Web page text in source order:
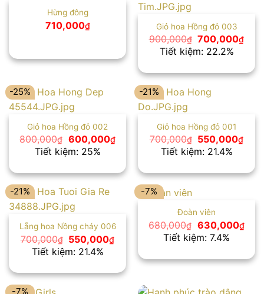
Hừng đông
710,000₫ Giỏ hoa Hồng đỏ 003
900,000₫ Giá
gốc
là:
700,000₫Giá
là:
Tiết kiệm: 22.2%
-25%
Giỏ hoa Hồng đỏ 002
800,000₫ Giá
gốc
là:
600,000₫Giá
hiện
là:
600,000₫.
Tiết kiệm: 25%
-21%
Giỏ hoa Hồng đỏ 001
700,000₫
Giá
gốc
là:
550,000₫Giá
Tiết kiệm: 21.4%
-21%
Lẵng hoa Nồng cháy 006
700,000₫
Giá
gốc
là:
550,000₫Giá
550,000₫.
Tiết kiệm: 21.4%
-7%
Đoàn viên
680,000₫ Giá
gốc
là:
630,000₫Giá
hiện
Tiết kiệm: 7.4%
-7%